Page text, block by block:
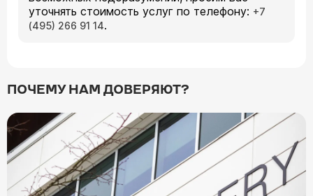
уточнять стоимость услуг по телефону: +7
(495) 266 91 14.
ПОЧЕМУ НАМ ДОВЕРЯЮТ?